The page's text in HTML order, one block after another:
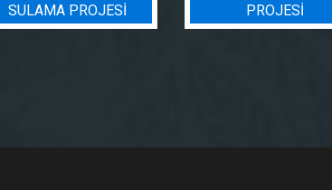
SULAMA PROJESI
PROJESI